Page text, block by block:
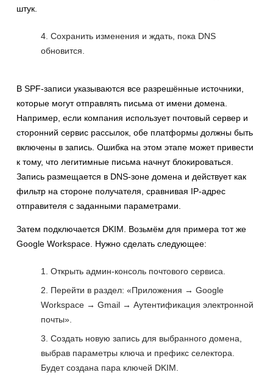
штук.
Сохранить изменения и ждать, пока DNS
обновится.
В SPF-записи указываются все разрешённые источники,
которые могут отправлять письма от имени домена.
Например, если компания использует почтовый сервер и
сторонний сервис рассылок, обе платформы должны быть
включены в запись. Ошибка на этом этапе может привести
к тому, что легитимные письма начнут блокироваться.
Запись размещается в DNS-зоне домена и действует как
фильтр на стороне получателя, сравнивая IP-адрес
отправителя с заданными параметрами.
Затем подключается DKIM. Возьмём для примера тот же
Google Workspace. Нужно сделать следующее:
Открыть админ-консоль почтового сервиса.
Перейти в раздел: «Приложения → Google
Workspace → Gmail → Аутентификация электронной
почты».
Создать новую запись для выбранного домена,
выбрав параметры ключа и префикс селектора.
Будет создана пара ключей DKIM.